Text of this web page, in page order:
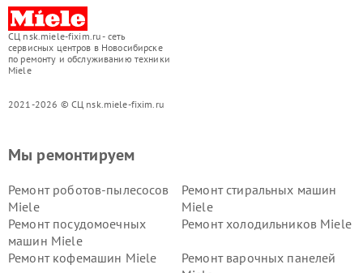
СЦ nsk.miele-fixim.ru - сеть
сервисных центров в Новосибирске
по ремонту и обслуживанию техники
Miele
2021-2026 © СЦ nsk.miele-fixim.ru
Мы ремонтируем
Ремонт роботов-пылесосов
Miele
Ремонт стиральных машин
Miele
Ремонт посудомоечных
машин Miele
Ремонт холодильников Miele
Ремонт кофемашин Miele
Ремонт варочных панелей